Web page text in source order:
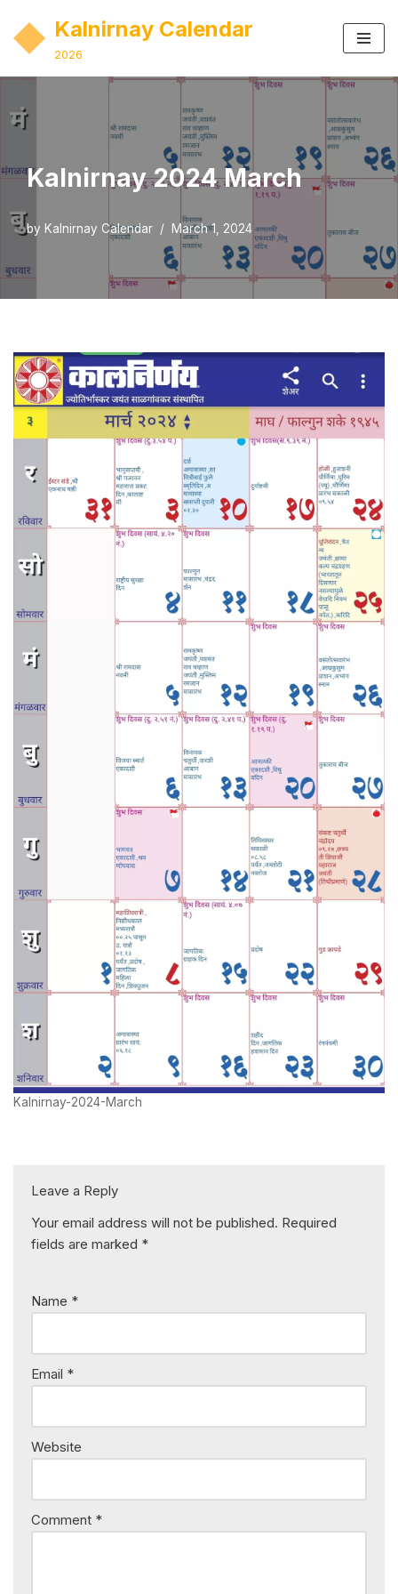
Skip
Kalnirnay Calendar
2026
Kalnirnay 2024 March
by Kalnirnay Calendar March 1, 2024
Kalnirnay-2024-March
Leave a Reply
Your email address will not be published. Required
fields are marked *
Name *
Email *
Website
Comment *